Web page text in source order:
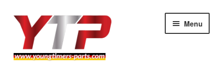
Aller
navigation
Aller
contenu
Menu